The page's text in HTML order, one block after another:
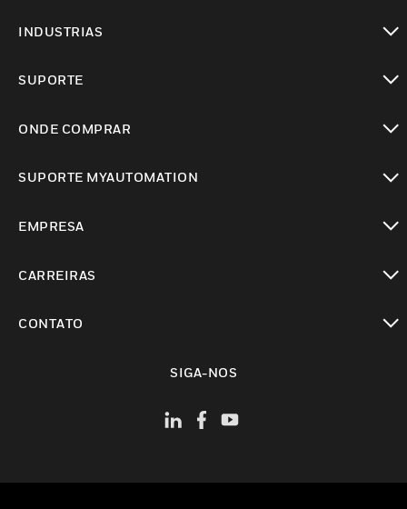
INDUSTRIAS
SUPORTE
ONDE COMPRAR
SUPORTE MYAUTOMATION
EMPRESA
CARREIRAS
CONTATO
SIGA-NOS